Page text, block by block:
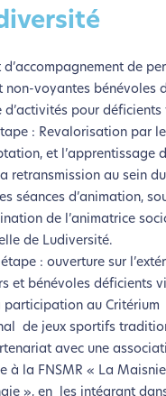
d’accompagnement de
non-voyantes bénévoles
d’activités pour déficients
: Revalorisation par
et l’apprentissage
retransmission au sein
séances d’animation,
de l’animatrice
de Ludiversité.
: ouverture sur
et bénévoles déficients
participation au Critérium
de jeux sportifs
avec une
à la FNSMR « La
», en les intégrant